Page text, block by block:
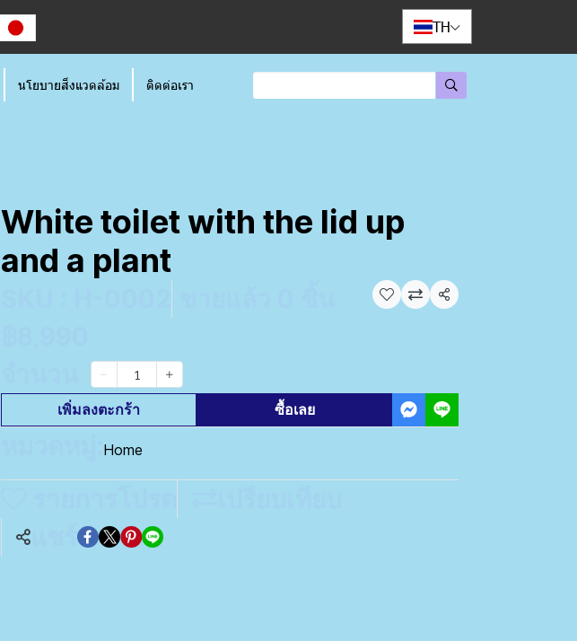
TH
นโยบายสิ่งแวดล้อม ติดต่อเรา
White toilet with the lid up
and a plant
แชร์
เพิ่มลงตะกร้า ซื้อเลย
Home